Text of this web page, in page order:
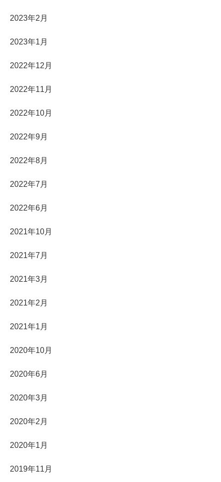
2023年2月
2023年1月
2022年12月
2022年11月
2022年10月
2022年9月
2022年8月
2022年7月
2022年6月
2021年10月
2021年7月
2021年3月
2021年2月
2021年1月
2020年10月
2020年6月
2020年3月
2020年2月
2020年1月
2019年11月